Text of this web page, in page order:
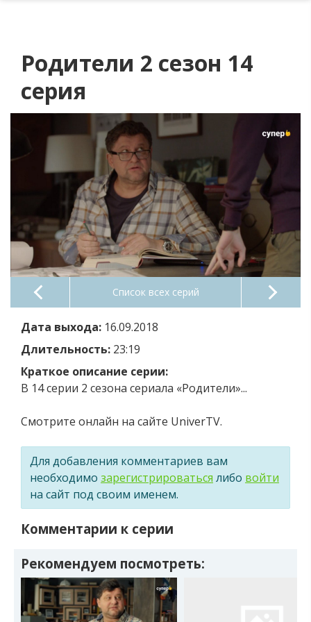
Родители 2 сезон 14
серия
Список всех серий
Дата выхода: 16.09.2018
Длительность: 23:19
Краткое описание серии:
В 14 серии 2 сезона сериала «Родители»...
Смотрите онлайн на сайте UniverTV.
Для добавления комментариев вам
необходимо зарегистрироваться либо войти
на сайт под своим именем.
Комментарии к серии
Рекомендуем посмотреть: